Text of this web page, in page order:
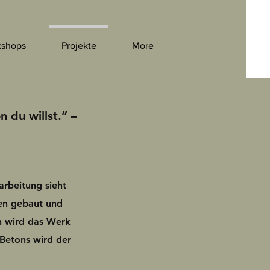
Projekte More
du willst.” –
sieht
gebaut und
wird das Werk
wird der